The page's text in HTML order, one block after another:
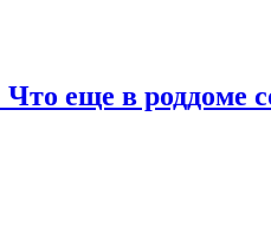
еще в роддоме